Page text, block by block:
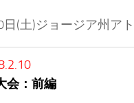
(土)ジョージア州ア
会：前編